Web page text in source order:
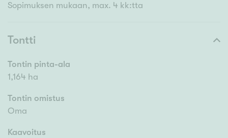
Sopimuksen mukaan, max. 4 kk:tta
Tontti
Tontin pinta-ala
1,164 ha
Tontin omistus
Oma
Kaavoitus